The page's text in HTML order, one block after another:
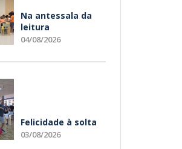
Na antessala da
leitura
04/08/2026
Felicidade à solta
03/08/2026